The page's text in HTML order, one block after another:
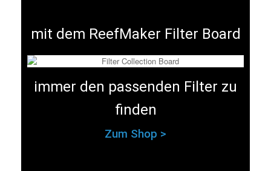
mit dem ReefMaker Filter Board
immer den passenden Filter zu
finden
Zum Shop >